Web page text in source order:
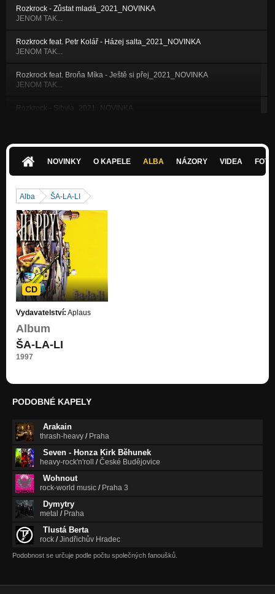
Rozkrock - Zůstat mladá_2021_NOVINKA
JENOM TAK...
Rozkrock feat. Petr Kolář - Házej salta_2021_NOVINKA
JENOM TAK...
Rozkrock feat. Broňa Míka - Ještě si přej_2021_NOVINKA
JENOM TAK...
Rozkrock - Sibyla_2021_NOVINKA
Rozkrock feat. Jitka Charvátová - Máme skluz_2021_NOVINKA
JENOM TAK...
Rozkrock - Poslední žena
Stoupám s tebou
Rozkrock - Podívej do mě
Stoupám s tebou
Rozkrock - Jsme v jednom kruhu
Stoupám s tebou
Rozkrock - Malá Lilly
Stoupám s tebou
Stoupám s tebou
Rozkrock - Warm me up !
Rozkrock - Věřit snům
Stoupám s tebou
Rozkrock - Ve skále
Stoupám s tebou
Rozkrock - Křídla mláďat
Stoupám s tebou
Rozkrock - Duplikát
NOVINKY O KAPELE ALBA NÁZORY VIDEA
Alba ŠA-LA-LI
CD
Vydavatelství: Aplaus
Album
ŠA-LA-LI
1997
PODOBNÉ KAPELY
Arakain
thrash-heavy / Praha
Seven - Honza Kirk Běhunek
heavy-rock'n'roll /České Budějovice
Wohnout
rock-world music / Praha 3
Dymytry
metal / Praha
Tlustá Berta
rock /Jindřichův Hradec
Podobnost se určuje podle počtu společných fanoušků.